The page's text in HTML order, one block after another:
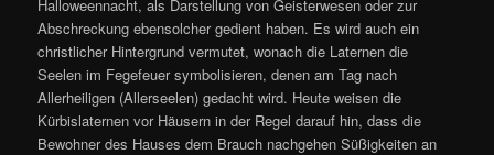
Halloweennacht, als Darstellung von Geisterwesen oder zur
Abschreckung ebensolcher gedient haben. Es wird auch ein
christlicher Hintergrund vermutet, wonach die Laternen die
Seelen im Fegefeuer symbolisieren, denen am Tag nach
Allerheiligen (Allerseelen) gedacht wird. Heute weisen die
Kürbislaternen vor Häusern in der Regel darauf hin, dass die
Bewohner des Hauses dem Brauch nachgehen Süßigkeiten an